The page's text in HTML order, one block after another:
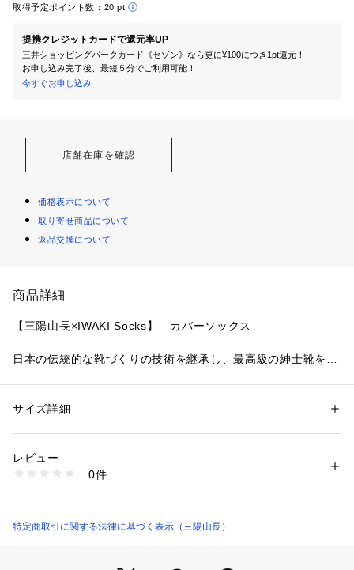
取得予定ポイント数： 20 pt
提携クレジットカードで還元率UP
三井ショッピングパークカード《セゾン》なら更に¥100につき1pt還元！
お申し込み完了後、最短５分でご利用可能！
今すぐお申し込み
店舗在庫を確認
価格表示について
取り寄せ商品について
返品交換について
商品詳細
【三陽山長×IWAKI Socks】　カバーソックス
日本の伝統的な靴づくりの技術を継承し、最高級の紳士靴を提
両ブランドの卓越した技術と美意識が融合。革靴をよりエレガ
ガス焼き、連続シルケット加工を施した光沢と発色の美しい細
ソックスです。
性別：メンズ
素材：綿 ポリエステル ポリウレタン ナイロン
商品番号：
Q7X05003-- （ショップ）
サイズ詳細
レビュー
0件
特定商取引に関する法律に基づく表示（三陽山長）